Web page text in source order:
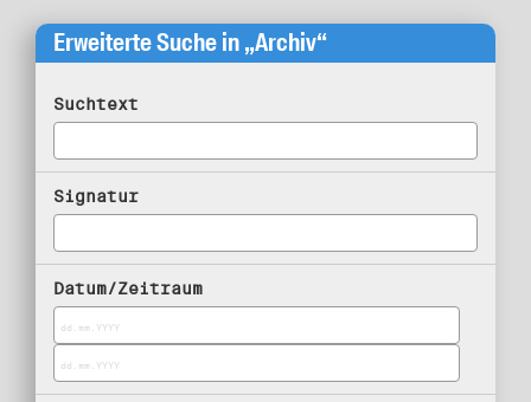
Erweiterte Suche in „Archiv“
Suchtext
Signatur
Datum/Zeitraum